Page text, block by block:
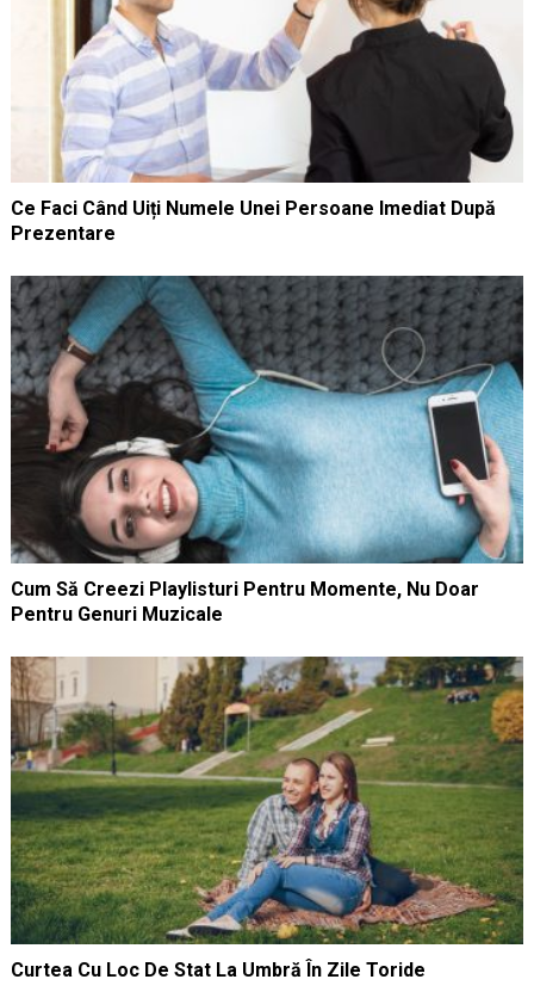
Ce Faci Când Uiți Numele Unei Persoane Imediat După
Prezentare
Cum Să Creezi Playlisturi Pentru Momente, Nu Doar
Pentru Genuri Muzicale
Curtea Cu Loc De Stat La Umbră În Zile Toride